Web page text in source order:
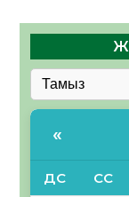
«
ДС СС